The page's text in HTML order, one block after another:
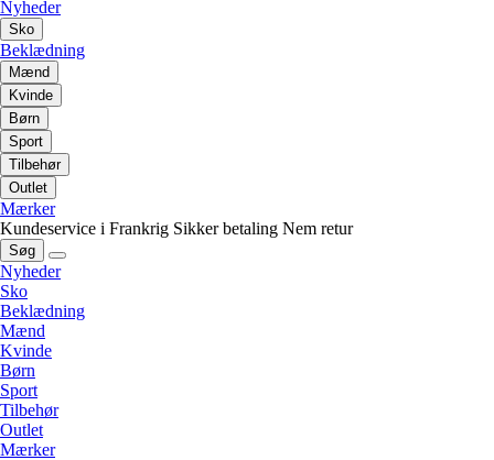
Nyheder
Sko
Beklædning
Mænd
Kvinde
Børn
Sport
Tilbehør
Outlet
Mærker
Kundeservice i Frankrig Sikker betaling Nem retur
Søg
Nyheder
Sko
Beklædning
Mænd
Kvinde
Børn
Sport
Tilbehør
Outlet
Mærker